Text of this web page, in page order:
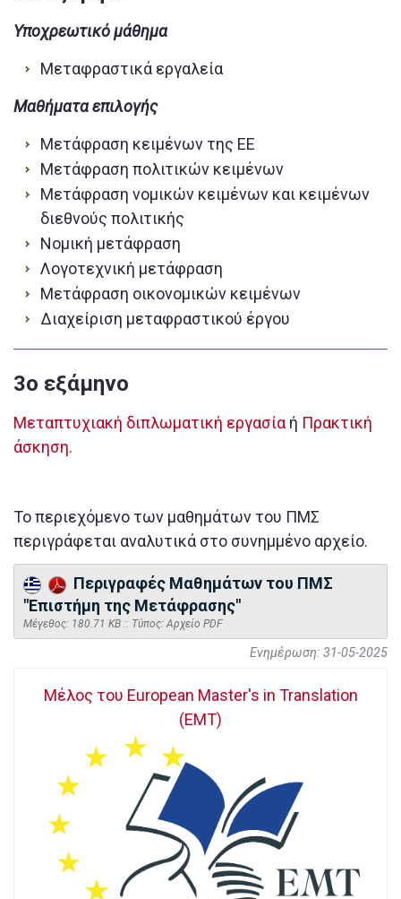
Υποχρεωτικό μάθημα
Μεταφραστικά εργαλεία
Μαθήματα επιλογής
Μετάφραση κειμένων της ΕΕ
Μετάφραση πολιτικών κειμένων
Μετάφραση νομικών κειμένων και κειμένων
διεθνούς πολιτικής
Νομική μετάφραση
Λογοτεχνική μετάφραση
Μετάφραση οικονομικών κειμένων
Διαχείριση μεταφραστικού έργου
3o εξάμηνο
Μεταπτυχιακή διπλωματική εργασίαή Πρακτική
άσκηση.
Το περιεχόμενο των μαθημάτων του ΠΜΣ
περιγράφεται αναλυτικά στο συνημμένο αρχείο.
Περιγραφές Μαθημάτων του ΠΜΣ
"Επιστήμη της Μετάφρασης"
Mέγεθος: 180.71 KB :: Τύπος: Αρχείο PDF
Ενημέρωση: 31-05-2025
Μέλος του European Master's in Translation
(EMT)